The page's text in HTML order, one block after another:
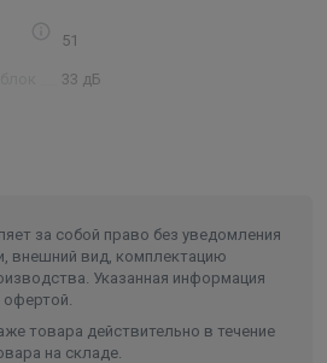
51
33 дБ
78×56×27 см
99,9×36,3×30,9 см
88,9×61,2×35,9 см
за собой право без уведомления
внешний вид, комплектацию
Указанная информация
офертой.
товара действительно в течение
на складе.